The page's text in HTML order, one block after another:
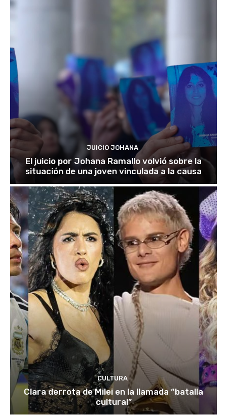
JUICIO JOHANA
El juicio por Johana Ramallo volvió sobre la
situación de una joven vinculada a la causa
CULTURA
Clara derrota de Milei en la llamada “batalla
cultural”